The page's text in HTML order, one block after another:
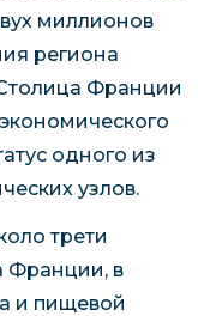
миллионов
региона
Франции
одного из
узлов.
трети
Франции, в
и пищевой